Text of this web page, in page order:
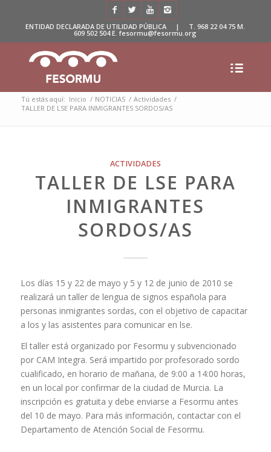
ENTIDAD DECLARADA DE UTILIDAD PÚBLICA | T. 968 22 04 75 M.
609 502 504 E. fesormu@fesormu.org
Tú estás aquí: Inicio / NOTICIAS / Actividades /
TALLER DE LSE PARA INMIGRANTES SORDOS/AS
ACTIVIDADES
TALLER DE LSE PARA
INMIGRANTES
SORDOS/AS
Los días 15 y 22 de mayo y 5 y 12 de junio de 2010 se
realizará un taller de lengua de signos española para
personas inmigrantes sordas, con el objetivo de capacitar
a los y las asistentes para comunicar en lse.
El taller está organizado por Fesormu y subvencionado
por CAM Integra. Será impartido por profesorado sordo
cualificado, en horario de mañana, de 9:00 a 14:00 horas,
en un local por confirmar de la ciudad de Murcia. La
inscripción es gratuita y debe enviarse a Fesormu antes
del 10 de mayo. Para más información, contactar con el
Departamento de Atención Social de Fesormu.